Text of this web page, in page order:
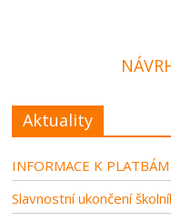
Aktuality
INFORMACE K
Slavnostní ukončení